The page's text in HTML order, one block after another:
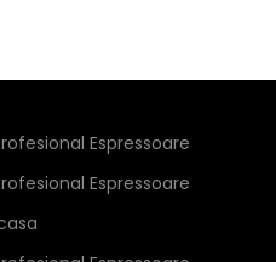
Espressoare
Espressoare